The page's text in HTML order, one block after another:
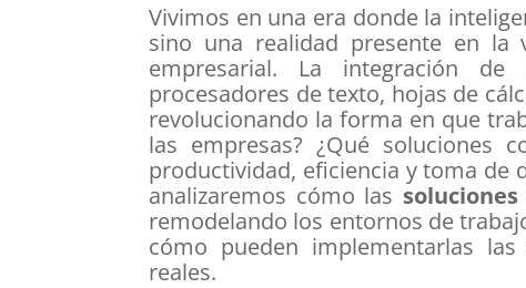
Vivimos en una era donde la
sino una realidad presente en la
empresarial. La integración
procesadores de texto, hojas de
revolucionando la forma en que
las empresas? ¿Qué soluciones
productividad, eficiencia y toma de
analizaremos cómo las
remodelando los entornos de
cómo pueden implementarlas
reales.